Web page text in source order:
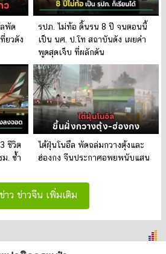
พัด
ยวดัง
รปภ. ไม่ท้อ ดิ้นรน 8 ปี จนตอนนี้
เป็น นศ. ป.โท สถาบันดัง เผยคำ
พูดสุดเจ็บ ที่ผลักดัน
ชีวิต
ม. ซ้ำ
ไต้ฝุ่นโนอึล พัดถล่มกวางตุ้งและ
ฮ่องกง จีนประกาศอพยพนับแสน
ข่าว ข่าวจีน เพิ่มเติม